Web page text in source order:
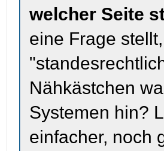
welcher Seite
eine Frage
Nähkästchen
Systemen hin?
einfacher, noch